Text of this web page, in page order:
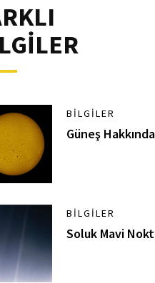
BILGILER
Güneş
BILGILER
Soluk Mavi